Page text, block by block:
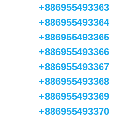
+886955493363
+886955493364
+886955493365
+886955493366
+886955493367
+886955493368
+886955493369
+886955493370